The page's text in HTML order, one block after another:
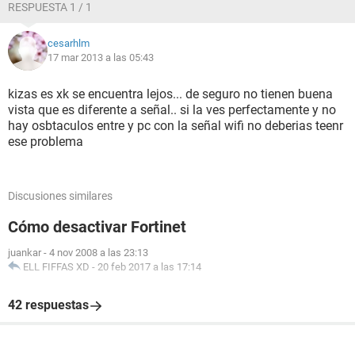
RESPUESTA 1 / 1
cesarhlm
17 mar 2013 a las 05:43
kizas es xk se encuentra lejos... de seguro no tienen buena
vista que es diferente a señal.. si la ves perfectamente y no
hay osbtaculos entre y pc con la señal wifi no deberias teenr
ese problema
Discusiones similares
Cómo desactivar Fortinet
juankar - 4 nov 2008 a las 23:13
ELL FIFFAS XD - 20 feb 2017 a las 17:14
42 respuestas